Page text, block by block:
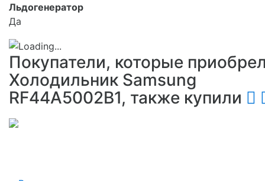
Льдогенератор
Да
Покупатели, которые
Холодильник Samsung
RF44A5002B1, также купили